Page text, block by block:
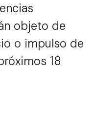
objeto de
o impulso de
18